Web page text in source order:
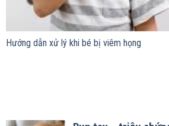
Hướng dẫn xử lý khi bé bị viêm họng